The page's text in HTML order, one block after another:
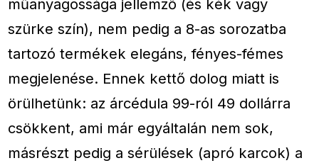
műanyagossága jellemző (és kék vagy
szürke szín), nem pedig a 8-as sorozatba
tartozó termékek elegáns, fényes-fémes
megjelenése. Ennek kettő dolog miatt is
örülhetünk: az árcédula 99-ról 49 dollárra
csökkent, ami már egyáltalán nem sok,
másrészt pedig a sérülések (apró karcok) a